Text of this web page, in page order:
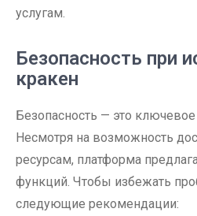
услугам.
Безопасность при
кракен
Безопасность — это
Несмотря на возможность
ресурсам, платформа
функций. Чтобы избежать
следующие рекомендации: